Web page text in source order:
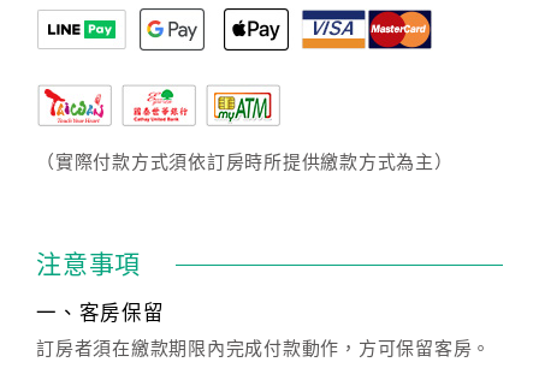
（實際付款方式須依訂房時所提供繳款方式為主）
注意事項
一、客房保留
訂房者須在繳款期限內完成付款動作，方可保留客房。